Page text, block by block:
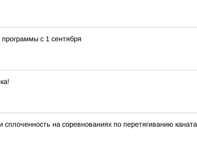
с 1 сентября
на соревнованиях по перетягиванию каната